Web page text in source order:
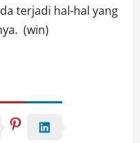
terjadi hal-hal yang
(win)